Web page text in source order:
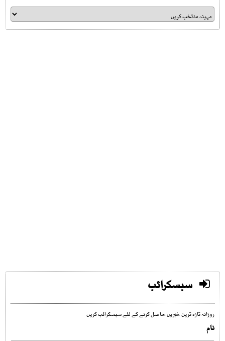
سبسکرائب
روزانہ تازہ ترین خبریں حاصل کرنے کے لئے سبسکرائب کریں
نام